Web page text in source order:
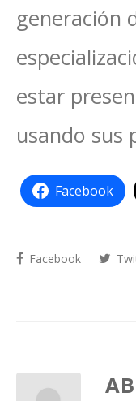
generación
estar
usando sus
Facebook
Facebook